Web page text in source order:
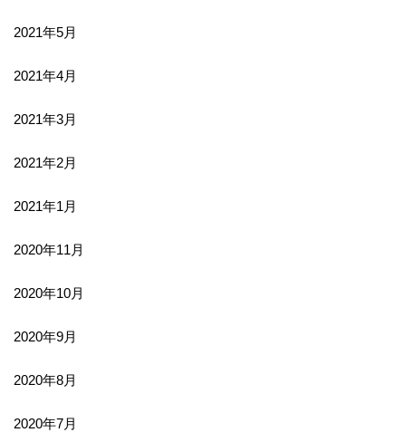
2021年5月
2021年4月
2021年3月
2021年2月
2021年1月
2020年11月
2020年10月
2020年9月
2020年8月
2020年7月